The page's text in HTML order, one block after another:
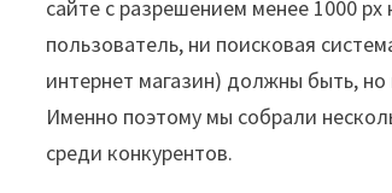
сайте с разрешением менее 1000
пользователь, ни поисковая
интернет магазин) должны быть,
Именно поэтому мы собрали
среди конкурентов.